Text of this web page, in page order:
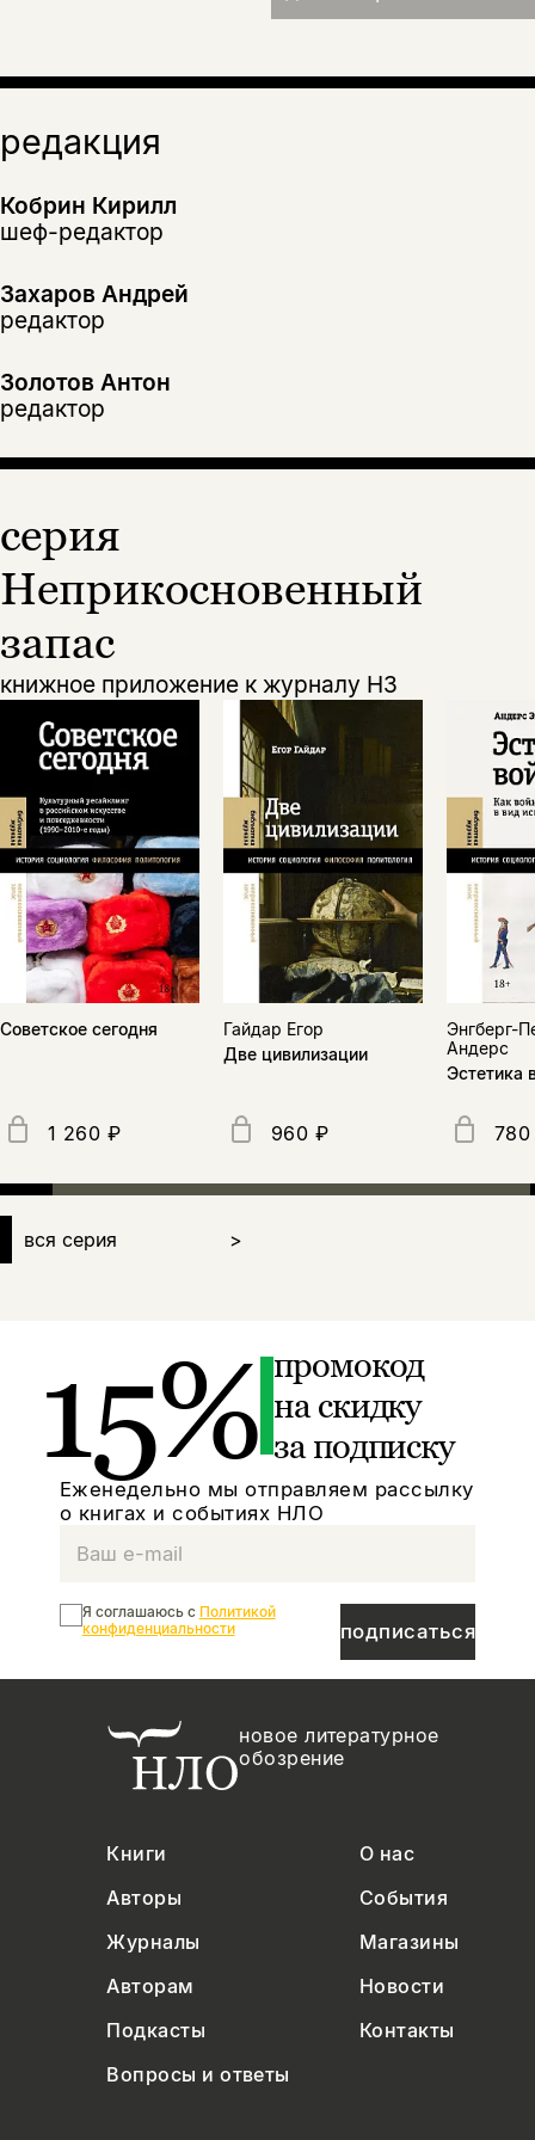
редакция
Кобрин Кирилл
шеф-редактор
Захаров Андрей
редактор
Золотов Антон
редактор
серия
Неприкосновенный
запас
книжное приложение к журналу НЗ
Советское сегодня
1 260 ₽
Гайдар Егор
Две цивилизации
960 ₽
Энгберг-
Андерс
Эстетика
вся серия >
15% промокод
на скидку
за подписку
Еженедельно мы отправляем рассылку
о книгах и событиях НЛО
подписаться
Я соглашаюсь с Политикой
конфиденциальности
новое литературное
обозрение
Книги
О нас
Авторы
События
Журналы
Магазины
Авторам
Новости
Подкасты
Контакты
Вопросы и ответы